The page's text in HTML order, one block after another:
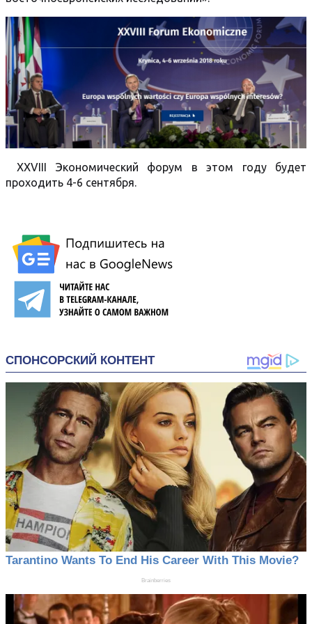
XXVIII Экономический форум в этом году будет
проходить 4-6 сентября.